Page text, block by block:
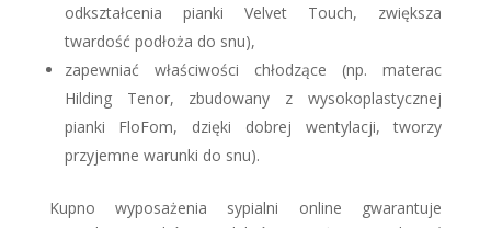
odkształcenia pianki Velvet Touch, zwiększa
twardość podłoża do snu),
zapewniać właściwości chłodzące (np. materac
Hilding Tenor, zbudowany z wysokoplastycznej
pianki FloFom, dzięki dobrej wentylacji, tworzy
przyjemne warunki do snu).
Kupno wyposażenia sypialni online gwarantuje